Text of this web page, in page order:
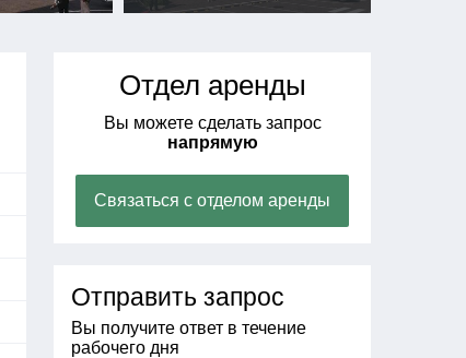
Отдел аренды
Вы можете сделать запрос
напрямую
Связаться с отделом аренды
Отправить запрос
Вы получите ответ в течение
рабочего дня